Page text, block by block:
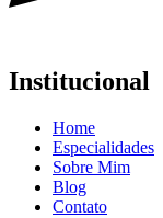
Institucional
Home
Especialidades
Sobre Mim
Blog
Contato